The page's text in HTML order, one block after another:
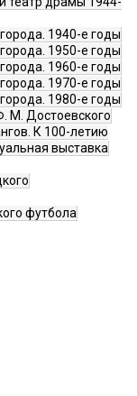
1940-е годы
1950-е годы
1960-е годы
1970-е годы
1980-е годы
М. Достоевского
К 100-летию
выставка
футбола